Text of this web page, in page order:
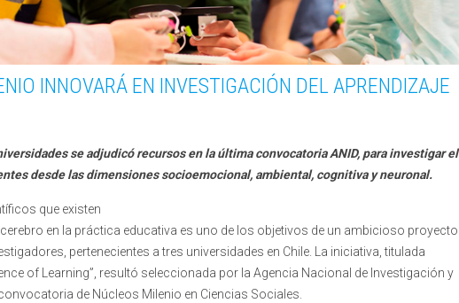
INNOVARÁ EN INVESTIGACIÓN DEL APRENDIZAJE
se adjudicó recursos en la última convocatoria ANID, para investigar el
desde las dimensiones socioemocional, ambiental, cognitiva y neuronal.
que existen
en la práctica educativa es uno de los objetivos de un ambicioso proyecto
pertenecientes a tres universidades en Chile. La iniciativa, titulada
of Learning”, resultó seleccionada por la Agencia Nacional de Investigación y
de Núcleos Milenio en Ciencias Sociales.